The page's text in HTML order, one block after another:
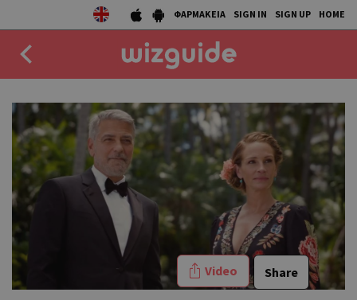
ΦΑΡΜΑΚΕΙΑ SIGN IN SIGN UP HOME
DRINK
50 BEST
AGENDA
COLLECTIONS
STORIES
Video Share